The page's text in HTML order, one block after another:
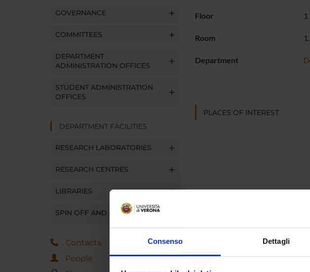
Consenso Dettagli
GOVERNANCE
COMMITTEES
DEPARTMENT
ADMINISTRATION OFFICES
STUDENT ADMINISTRATION
OFFICES
DEPARTMENT FACILITIES
RESEARCH LABORATORIES
RESEARCH CENTRES
LIBRARIES
SPIN OFF AND COMPANIES
Contacts
People
Floor 1
Room
Department
PLACES OF INTEREST